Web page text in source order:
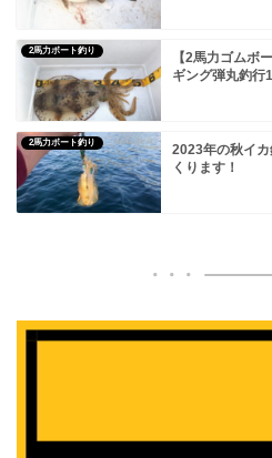
2馬力ボート釣り
【2馬力ゴムボ
ギング弾丸釣行
2馬力ボート釣り
2023年の秋イ
くります！
船外
タック